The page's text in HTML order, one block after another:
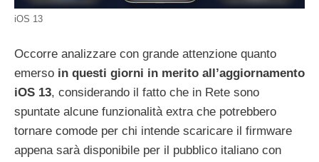
iOS 13
Occorre analizzare con grande attenzione quanto
emerso in questi giorni in merito all’aggiornamento
iOS 13, considerando il fatto che in Rete sono
spuntate alcune funzionalità extra che potrebbero
tornare comode per chi intende scaricare il firmware
appena sarà disponibile per il pubblico italiano con